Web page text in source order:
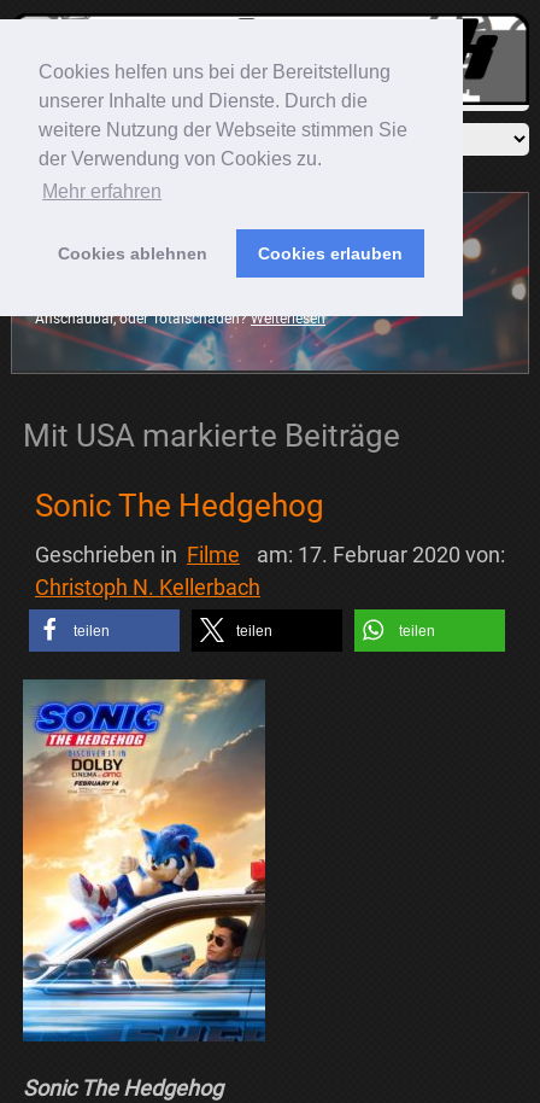
Cookies helfen uns bei der Bereitstellung
unserer Inhalte und Dienste. Durch die
weitere Nutzung der Webseite stimmen Sie
der Verwendung von Cookies zu.
Mehr erfahren
Cookies ablehnen Cookies erlauben
Anschaubar, oder Totalschaden?Weiterlesen
Mit USA markierte Beiträge
Sonic The Hedgehog
Geschrieben in Filme am: 17. Februar 2020 von:
Christoph N. Kellerbach
teilen teilen teilen
Sonic The Hedgehog